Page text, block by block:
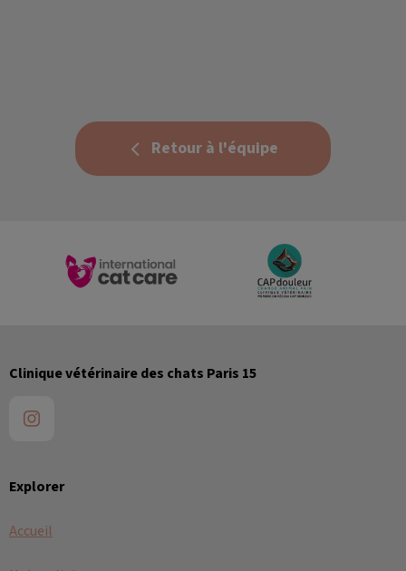
Retour à l'équipe
Explorer
Accueil
Clinique vétérinaire des chats Paris 15